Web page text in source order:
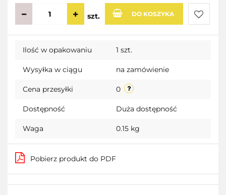
szt. DO KOSZYKA
Do
Ilość w opakowaniu 1 szt.
Wysyłka w ciągu na zamówienie
Cena przesyłki 0
Dostępność Duża dostępność
Waga 0.15 kg
Pobierz produkt do PDF